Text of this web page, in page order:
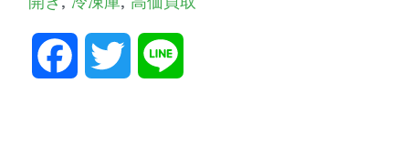
FacebookTwitter